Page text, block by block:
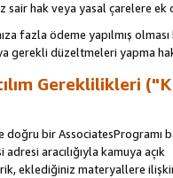
sair hak veya yasal çarelere
fazla ödeme yapılmış
düzeltmeleri yapma
Gereklilikleri
doğru bir AssociatesProgramı
aracılığıyla kamuya
eklediğiniz materyallere